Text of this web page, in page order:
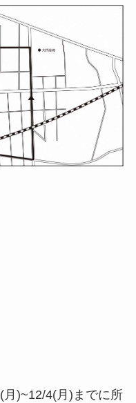
)~12/4(月)までに所